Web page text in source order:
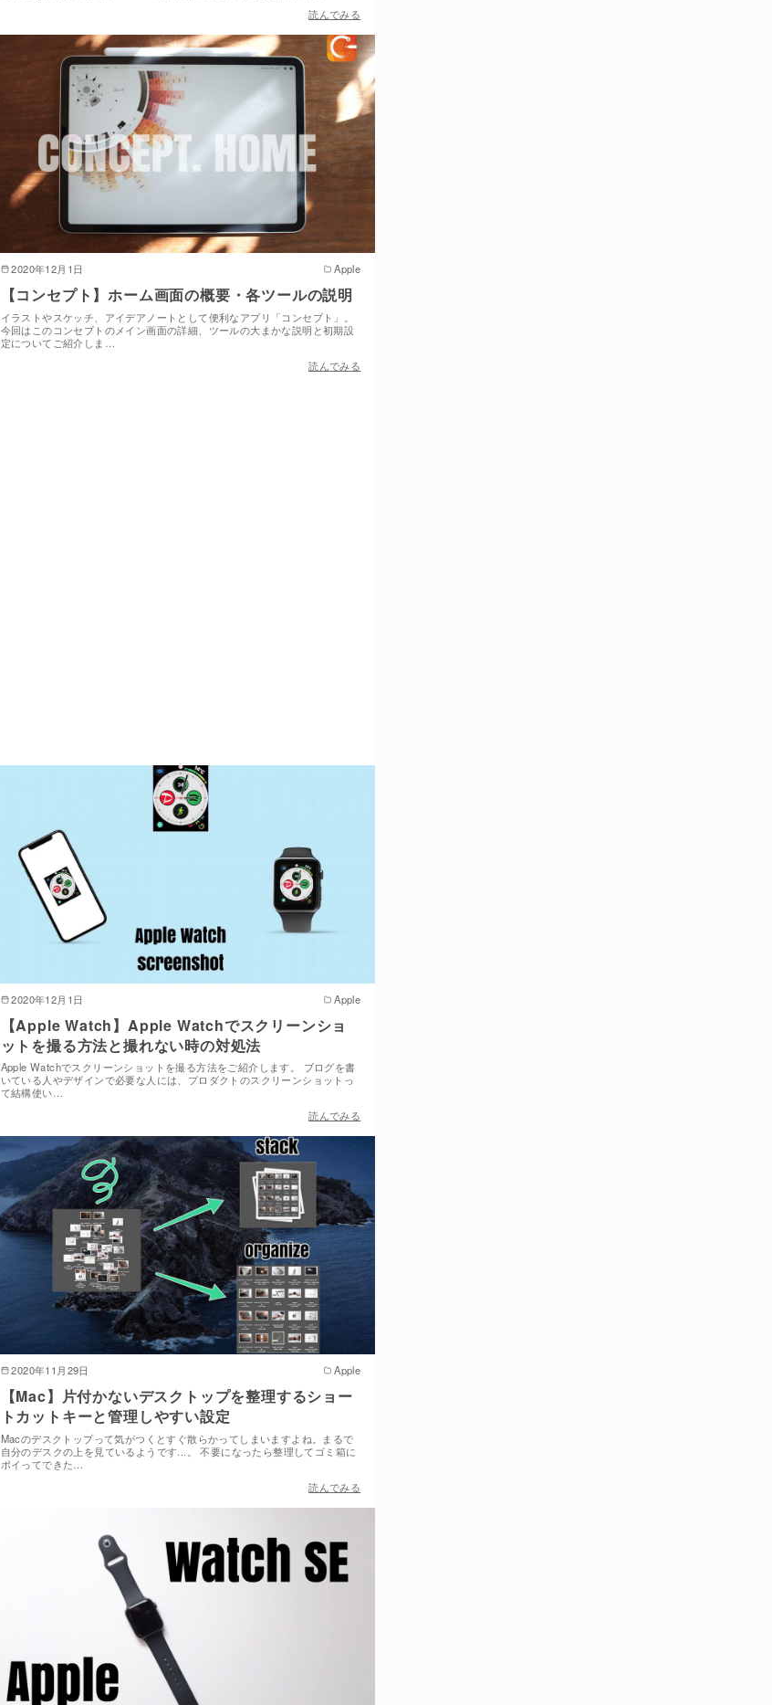
読んでみる
2020年12月1日 Apple
【コンセプト】ホーム画面の概要・各ツールの説明
イラストやスケッチ、アイデアノートとして便利なアプリ「コンセプト」。
今回はこのコンセプトのメイン画面の詳細、ツールの大まかな説明と初期設
定についてご紹介しま…
読んでみる
2020年12月1日 Apple
【Apple Watch】Apple Watchでスクリーンショ
ットを撮る方法と撮れない時の対処法
Apple Watchでスクリーンショットを撮る方法をご紹介します。 ブログを書
いている人やデザインで必要な人には、プロダクトのスクリーンショットっ
て結構使い…
読んでみる
2020年11月29日 Apple
【Mac】片付かないデスクトップを整理するショー
トカットキーと管理しやすい設定
Macのデスクトップって気がつくとすぐ散らかってしまいますよね。まるで
自分のデスクの上を見ているようです...。 不要になったら整理してゴミ箱に
ポイってできた…
読んでみる